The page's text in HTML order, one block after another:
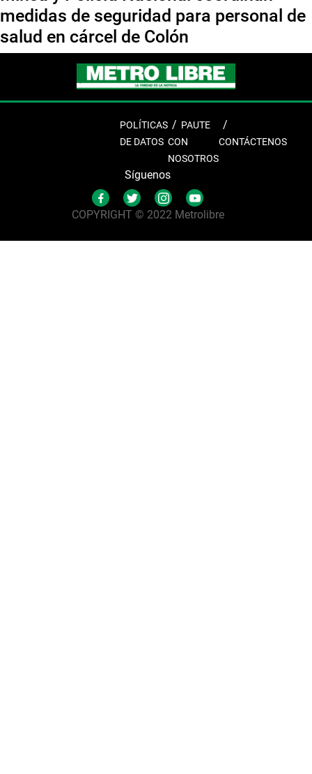
medidas de seguridad para personal de
salud en cárcel de Colón
POLÍTICAS
DE DATOS
PAUTE
CON
NOSOTROS
CONTÁCTENOS
Síguenos
COPYRIGHT © 2022 Metrolibre